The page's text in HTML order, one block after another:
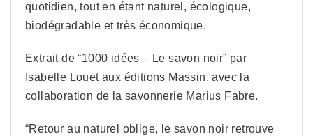
quotidien, tout en étant naturel, écologique,
biodégradable et très économique.
Extrait de “1000 idées – Le savon noir” par
Isabelle Louet aux éditions Massin, avec la
collaboration de la savonnerie Marius Fabre.
“Retour au naturel oblige, le savon noir retrouve